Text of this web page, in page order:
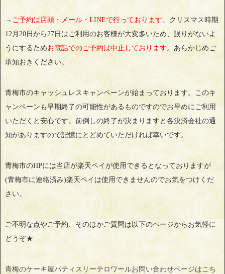
→ ご予約は店頭・メール・LINEで行っております。 クリスマス時期
12月20日から27日はご利用のお客様が大変多いため、誤りがないよ
うにするためお電話でのご予約は中止しております。 あらかじめご
承知おきください。
青梅市のキャッシュレスキャンペーンが始まっております。このキ
ャンペーンも早期終了の可能性があるものですのでお早めにご利用
いただくと安心です。前倒しの終了が決まりますと各決済会社の通
知がありますので記憶にとどめていただければ幸いです。
青梅市のHPには当店が楽天ペイが使用できるとなっておりますが
(青梅市に連絡済み)楽天ペイは使用できませんのでお気をつけくだ
さい。
ご不明な点やご予約、そのほかご質問は以下のページからお気軽に
どうぞ★
青梅のケーキ屋パティスリーテロワールお問い合わせページはこち